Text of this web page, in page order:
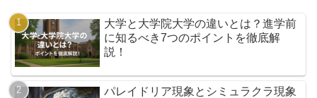
大学と大学院大学の違いとは？進学前
に知るべき7つのポイントを徹底解
説！
パレイドリア現象とシミュラクラ現象